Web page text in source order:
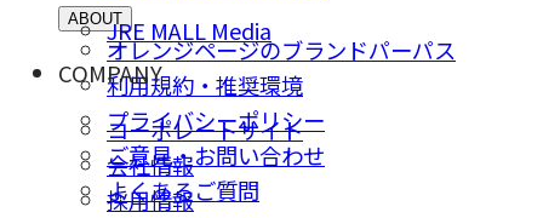
JRE MALL Media
ABOUT
オレンジページのブランドパーパス
利用規約・推奨環境
プライバシーポリシー
ご意⾒・お問い合わせ
よくあるご質問
COMPANY
コーポレートサイト
会社情報
採⽤情報